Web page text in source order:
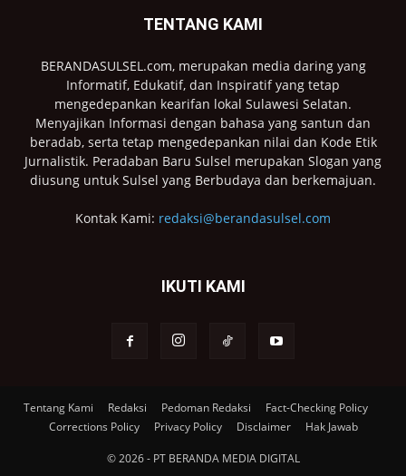
TENTANG KAMI
BERANDASULSEL.com, merupakan media daring yang
Informatif, Edukatif, dan Inspiratif yang tetap
mengedepankan kearifan lokal Sulawesi Selatan.
Menyajikan Informasi dengan bahasa yang santun dan
beradab, serta tetap mengedepankan nilai dan Kode Etik
Jurnalistik. Peradaban Baru Sulsel merupakan Slogan yang
diusung untuk Sulsel yang Berbudaya dan berkemajuan.
Kontak Kami: redaksi@berandasulsel.com
IKUTI KAMI
Tentang Kami Redaksi Pedoman Redaksi
Fact-Checking Policy
Corrections Policy
Privacy Policy Disclaimer Hak Jawab
© 2026 - PT BERANDA MEDIA DIGITAL